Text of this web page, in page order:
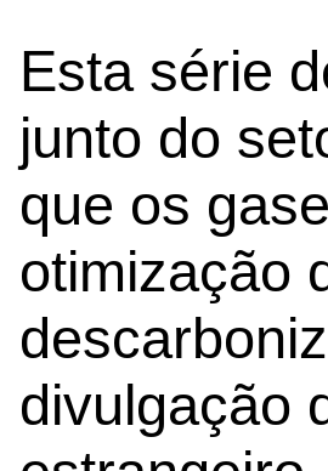
Esta série
junto do
que os
otimização
divulgação